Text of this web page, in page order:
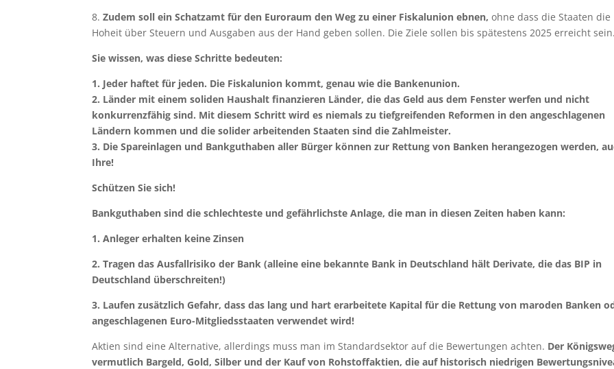
8.Zudem soll ein Schatzamt für den Euroraum den Weg zu einer Fiskalunion ebnen, ohne dass die Staaten die
Hoheit über Steuern und Ausgaben aus der Hand geben sollen. Die Ziele sollen bis spätestens 2025 erreicht sein.
Sie wissen, was diese Schritte bedeuten:
1. Jeder haftet für jeden. Die Fiskalunion kommt, genau wie die Bankenunion.
2. Länder mit einem soliden Haushalt finanzieren Länder, die das Geld aus dem Fenster werfen und nicht
konkurrenzfähig sind. Mit diesem Schritt wird es niemals zu tiefgreifenden Reformen in den angeschlagenen
Ländern kommen und die solider arbeitenden Staaten sind die Zahlmeister.
3. Die Spareinlagen und Bankguthaben aller Bürger können zur Rettung von Banken herangezogen werden,
Ihre!
Schützen Sie sich!
Bankguthaben sind die schlechteste und gefährlichste Anlage, die man in diesen Zeiten haben kann:
1. Anleger erhalten keine Zinsen
2. Tragen das Ausfallrisiko der Bank (alleine eine bekannte Bank in Deutschland hält Derivate, die das BIP in
Deutschland überschreiten!)
3. Laufen zusätzlich Gefahr, dass das lang und hart erarbeitete Kapital für die Rettung von maroden Banken
angeschlagenen Euro-Mitgliedsstaaten verwendet wird!
Aktien sind eine Alternative, allerdings muss man im Standardsektor auf die Bewertungen achten. Der
vermutlich Bargeld, Gold, Silber und der Kauf von Rohstoffaktien, die auf historisch niedrigen